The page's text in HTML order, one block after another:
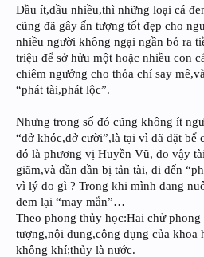
Dầu ít,dầu nhiều,thì những loại cá
cũng đã gây ấn tượng tốt đẹp cho
nhiều người không ngại ngần bỏ ra
triệu để sở hửu một hoặc nhiều con
chiêm ngưởng cho thỏa chí say
“phát tài,phát lộc”.
Nhưng trong số đó cũng không ít
“dở khóc,dở cười”,là tại vì đã đặt bể
đó là phương vị Huyền Vũ, do vậy
giãm,và dần dần bị tản tài, đi đến
vì lý do gì ? Trong khi mình đang
đem lại “may mắn”…
Theo phong thủy học:Hai chử
tượng,nội dung,công dụng của khoa
không khí;thủy là nước.